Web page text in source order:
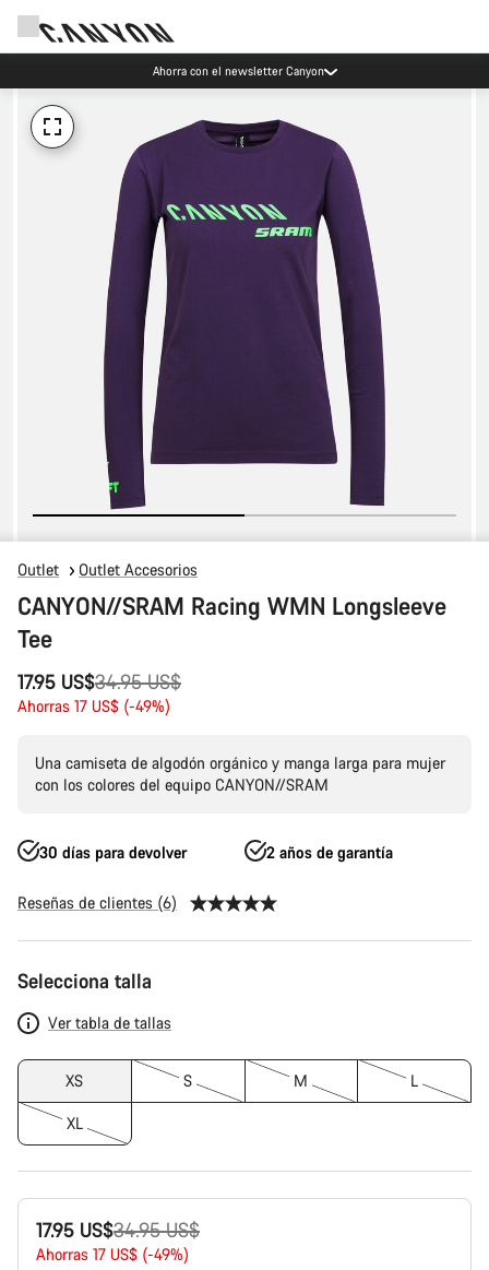
Ahorra con el newsletter Canyon
Outlet Outlet Accesorios
CANYON//SRAM Racing WMN Longsleeve
Tee
17.95 US$
Precio
original
34.95 US$
Ahorras 17 US$ (-49%)
Una camiseta de algodón orgánico y manga larga para mujer
con los colores del equipo CANYON//SRAM
30 días para devolver 2 años de garantía
Reseñas de clientes (6)
Configuración
producto
Selecciona talla
Ver tabla de tallas
XS S M L
XL
17.95 US$
Precio
original
34.95 US$
Ahorras 17 US$ (-49%)